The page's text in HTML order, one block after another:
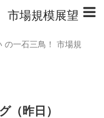
市場規模展望
の一石三鳥！ 市場規
（昨日）